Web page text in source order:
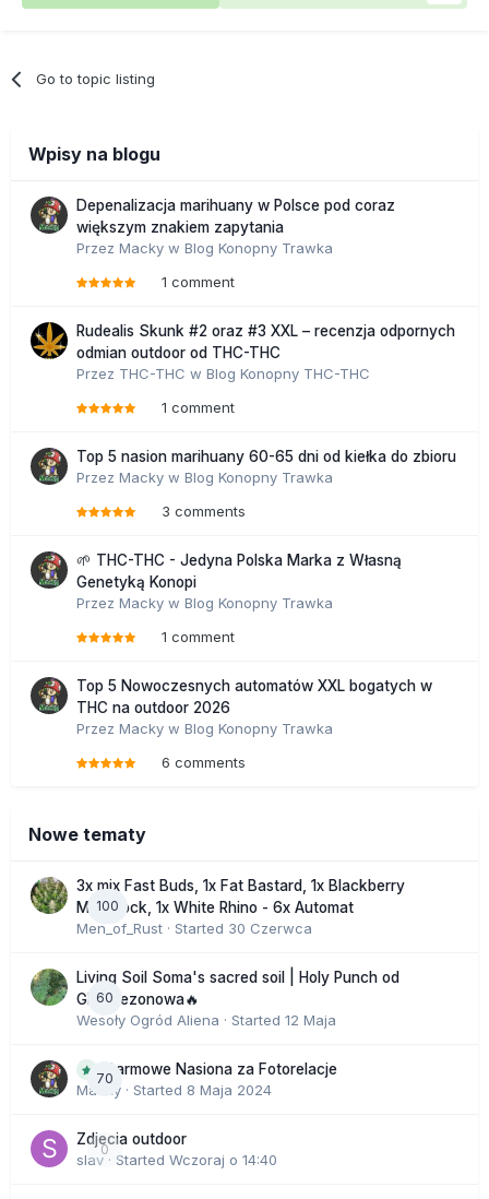
Go to topic listing
Wpisy na blogu
Depenalizacja marihuany w Polsce pod coraz
większym znakiem zapytania
Przez Macky w Blog Konopny Trawka
1 comment
Rudealis Skunk #2 oraz #3 XXL – recenzja odpornych
odmian outdoor od THC-THC
Przez THC-THC w Blog Konopny THC-THC
1 comment
Top 5 nasion marihuany 60-65 dni od kiełka do zbioru
Przez Macky w Blog Konopny Trawka
3 comments
🌱 THC-THC - Jedyna Polska Marka z Własną
Genetyką Konopi
Przez Macky w Blog Konopny Trawka
1 comment
Top 5 Nowoczesnych automatów XXL bogatych w
THC na outdoor 2026
Przez Macky w Blog Konopny Trawka
6 comments
Nowe tematy
100
3x mix Fast Buds, 1x Fat Bastard, 1x Blackberry
Moonrock, 1x White Rhino - 6x Automat
Men_of_Rust · Started 30 Czerwca
60
Living Soil Soma's sacred soil | Holy Punch od
GHS sezonowa🔥
Wesoły Ogród Aliena · Started 12 Maja
70
Darmowe Nasiona za Fotorelacje
Macky · Started 8 Maja 2024
0
Zdjecia outdoor
slav· Started Wczoraj o 14:40